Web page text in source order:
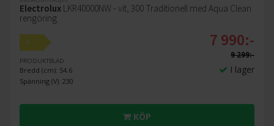
Electrolux LKR40000NW - vit, 300 Traditionell med Aqua Clean
rengöring
A
PRODUKTBLAD
Bredd (cm): 54.6
Spänning (V): 230
7 990:-
9 299:-
I lager
KÖP